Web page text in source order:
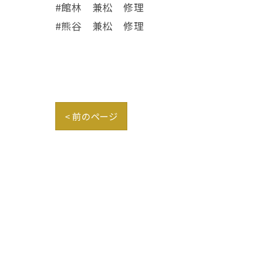
#館林 兼松 修理
#熊谷 兼松 修理
< 前のページ